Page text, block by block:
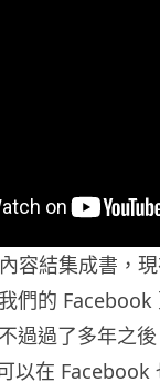
容結集成書，
們的 Facebook
過過了多年之
以在 Facebook